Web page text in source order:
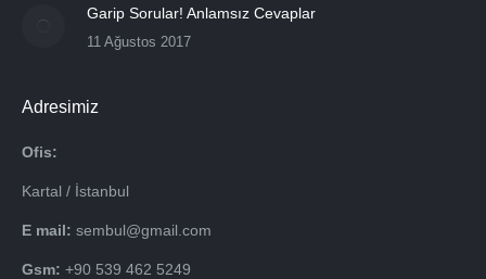
Garip Sorular! Anlamsız Cevaplar
11 Ağustos 2017
Adresimiz
Ofis:
Kartal / İstanbul
E mail: sembul@gmail.com
Gsm: +90 539 462 5249